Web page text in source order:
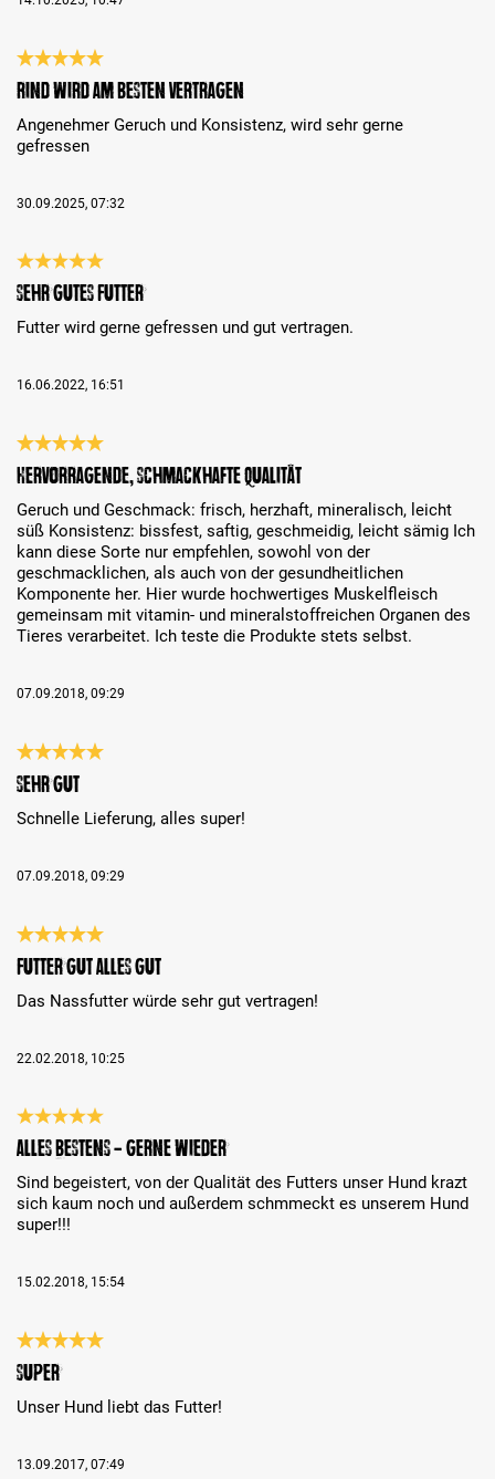
Recenze s hodnocením 5 z 5 hvězd
Rind wird am besten vertragen
Angenehmer Geruch und Konsistenz, wird sehr gerne
gefressen
30.09.2025, 07:32
Recenze s hodnocením 5 z 5 hvězd
Sehr gutes Futter
Futter wird gerne gefressen und gut vertragen.
16.06.2022, 16:51
Recenze s hodnocením 5 z 5 hvězd
Hervorragende, schmackhafte Qualität
Geruch und Geschmack: frisch, herzhaft, mineralisch, leicht
süß Konsistenz: bissfest, saftig, geschmeidig, leicht sämig Ich
kann diese Sorte nur empfehlen, sowohl von der
geschmacklichen, als auch von der gesundheitlichen
Komponente her. Hier wurde hochwertiges Muskelfleisch
gemeinsam mit vitamin- und mineralstoffreichen Organen des
Tieres verarbeitet. Ich teste die Produkte stets selbst.
07.09.2018, 09:29
Recenze s hodnocením 5 z 5 hvězd
Sehr gut
Schnelle Lieferung, alles super!
07.09.2018, 09:29
Recenze s hodnocením 5 z 5 hvězd
Futter gut alles gut
Das Nassfutter würde sehr gut vertragen!
22.02.2018, 10:25
Recenze s hodnocením 5 z 5 hvězd
Alles Bestens - gerne wieder
Sind begeistert, von der Qualität des Futters unser Hund krazt
sich kaum noch und außerdem schmmeckt es unserem Hund
super!!!
15.02.2018, 15:54
Recenze s hodnocením 5 z 5 hvězd
Super
Unser Hund liebt das Futter!
13.09.2017, 07:49